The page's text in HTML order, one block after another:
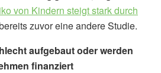
von Kindern steigt stark durch
zuvor eine andere Studie.
aufgebaut oder werden
finanziert